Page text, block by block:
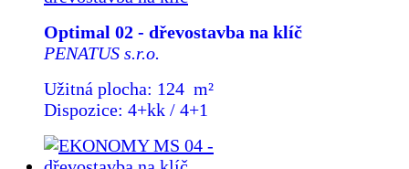
Optimal 02 - dřevostavba na klíč
PENATUS s.r.o.
Užitná plocha: 124 m²
Dispozice: 4+kk / 4+1